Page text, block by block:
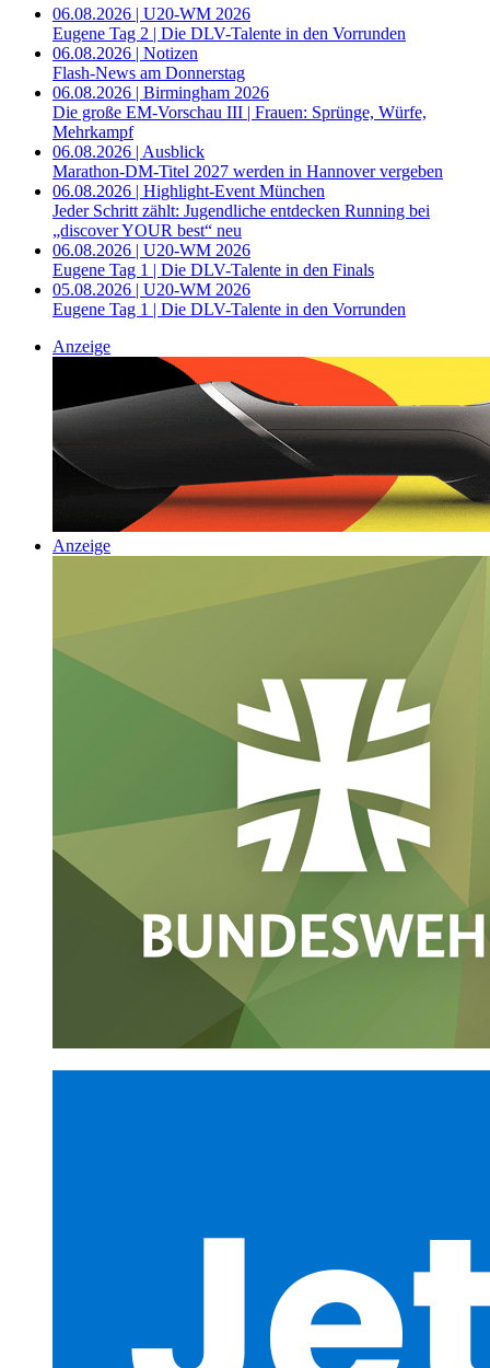
06.08.2026 | U20-WM 2026
Eugene Tag 2 | Die DLV-Talente in den Vorrunden
06.08.2026 | Notizen
Flash-News am Donnerstag
06.08.2026 | Birmingham 2026
Die große EM-Vorschau III | Frauen: Sprünge, Würfe,
Mehrkampf
06.08.2026 | Ausblick
Marathon-DM-Titel 2027 werden in Hannover vergeben
06.08.2026 | Highlight-Event München
Jeder Schritt zählt: Jugendliche entdecken Running bei
„discover YOUR best“ neu
06.08.2026 | U20-WM 2026
Eugene Tag 1 | Die DLV-Talente in den Finals
05.08.2026 | U20-WM 2026
Eugene Tag 1 | Die DLV-Talente in den Vorrunden
Anzeige
Anzeige